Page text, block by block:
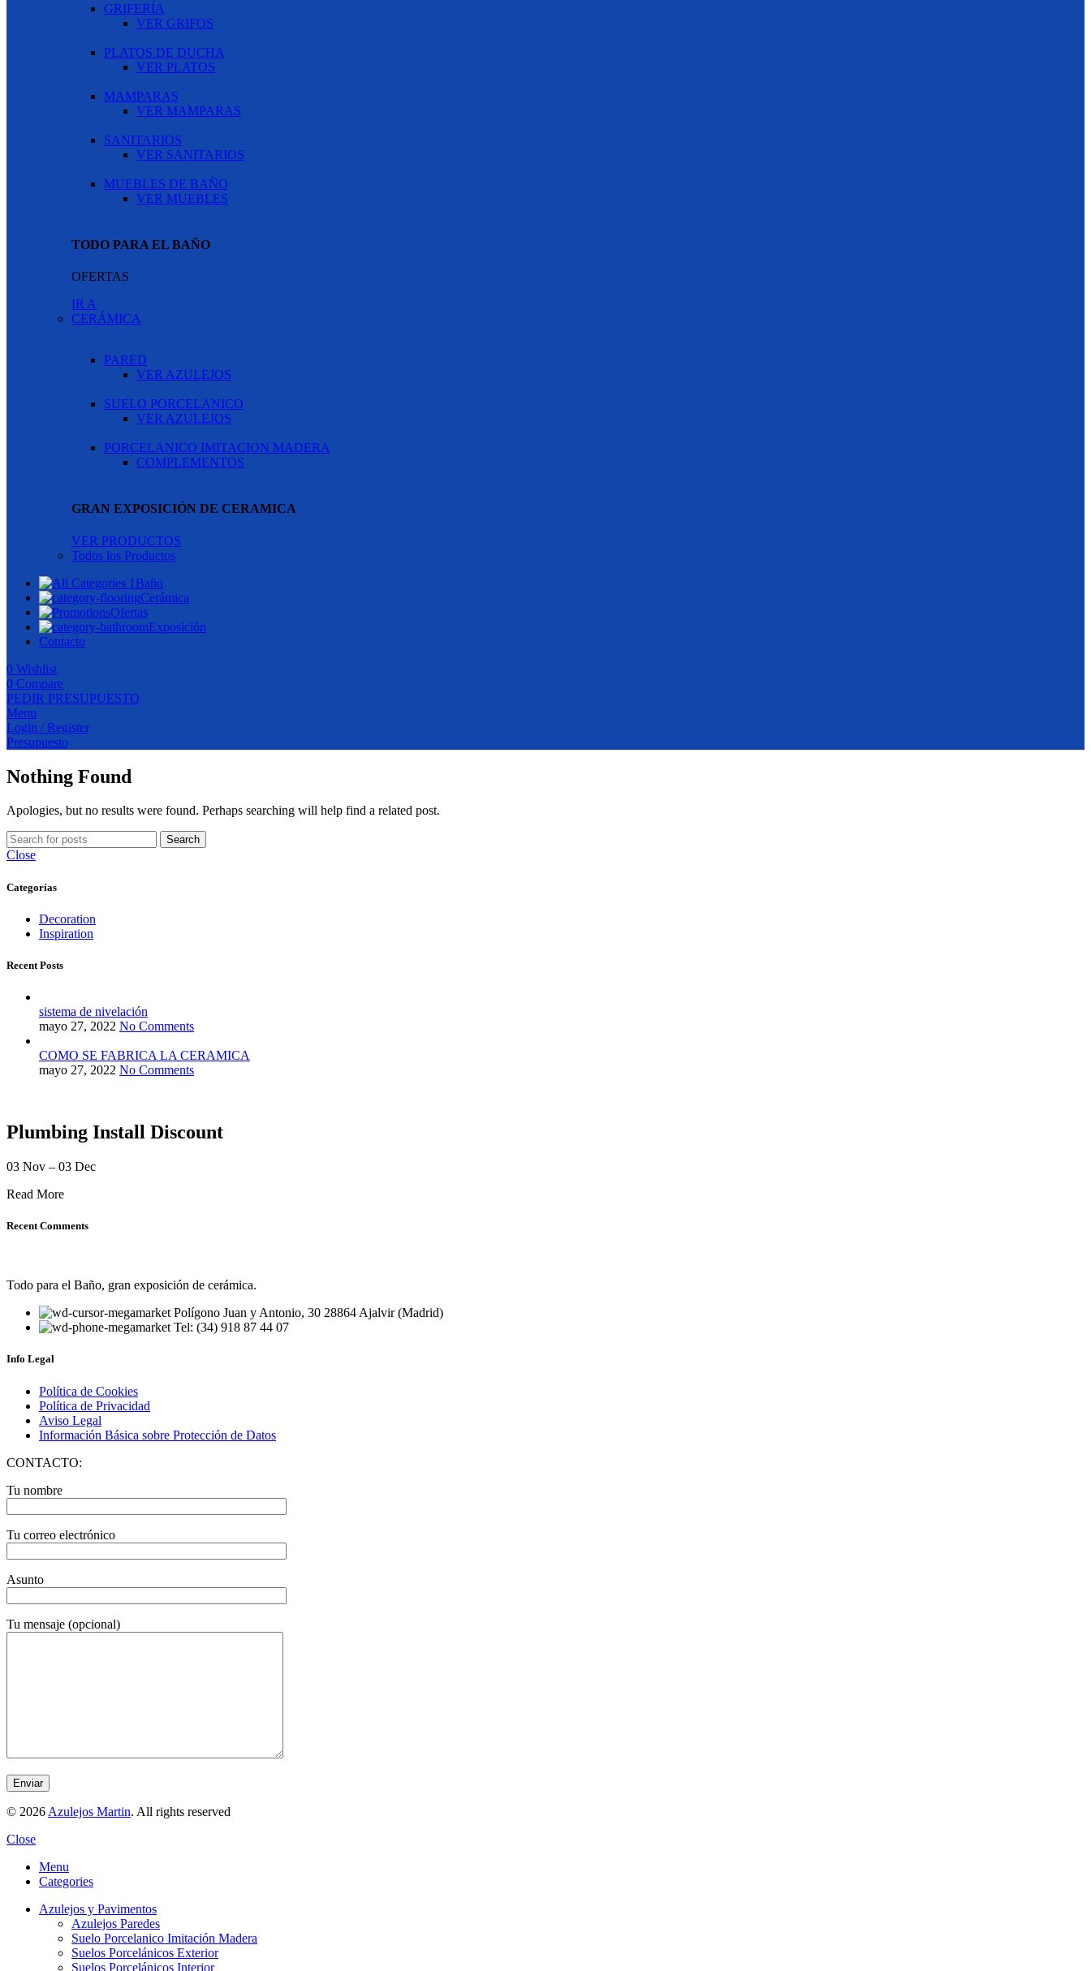
GRIFERÍA
VER GRIFOS
PLATOS DE DUCHA
VER PLATOS
MAMPARAS
VER MAMPARAS
SANITARIOS
VER SANITARIOS
MUEBLES DE BAÑO
VER MUEBLES
TODO PARA EL BAÑO
OFERTAS
IR A
CERÁMICA
PARED
VER AZULEJOS
SUELO PORCELANICO
VER AZULEJOS
PORCELANICO IMITACION MADERA
COMPLEMENTOS
GRAN EXPOSICIÓN DE CERAMICA
VER PRODUCTOS
Todos los Productos
Baño
Cerámica
Ofertas
Exposición
Contacto
0 Wishlist
0 Compare
PEDIR PRESUPUESTO
Menu
Login / Register
Presupuesto
Nothing Found
Apologies, but no results were found. Perhaps searching will help find a related post.
Search
Close
Categorías
Decoration
Inspiration
Recent Posts
sistema de nivelación
mayo 27, 2022 No Comments
COMO SE FABRICA LA CERAMICA
mayo 27, 2022 No Comments
Plumbing Install Discount
03 Nov – 03 Dec
Read More
Recent Comments
Todo para el Baño, gran exposición de cerámica.
Polígono Juan y Antonio, 30 28864 Ajalvir (Madrid)
Tel: (34) 918 87 44 07
Info Legal
Política de Cookies
Política de Privacidad
Aviso Legal
Información Básica sobre Protección de Datos
CONTACTO:
Tu nombre
Tu correo electrónico
Asunto
Tu mensaje (opcional)
© 2026 Azulejos Martin. All rights reserved
Close
Menu
Categories
Azulejos y Pavimentos
Azulejos Paredes
Suelo Porcelanico Imitación Madera
Suelos Porcelánicos Exterior
Suelos Porcelánicos Interior